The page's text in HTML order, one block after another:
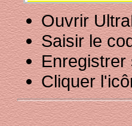
Ouvrir
Saisir le
Enregistrer
Cliquer